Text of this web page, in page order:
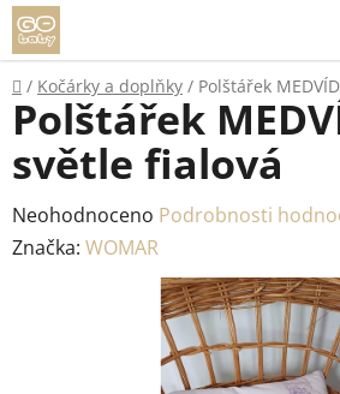
Přejít
na
obsah
Domů
/ Kočárky a doplňky / Polštářek
Polštářek
světle fialová
Průměrné
hodnocení
Neohodnoceno Podrobnosti
Značka: WOMAR